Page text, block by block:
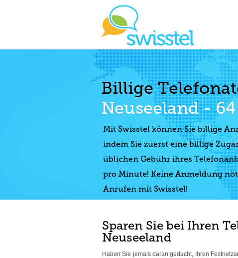
Billige
Neuseeland - 64
Mit Swisstel können Sie billige
indem Sie zuerst eine billige
üblichen Gebühr ihres
pro Minute! Keine Anmeldung
Anrufen mit Swisstel!
Sparen Sie bei Ihren
Neuseeland
Haben Sie jemals daran gedacht, Ihren